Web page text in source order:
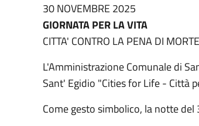
30 NOVEMBRE 2025
GIORNATA PER LA VITA
CITTA' CONTRO LA PENA DI MORTE
L'Amministrazione Comunale di
Sant' Egidio "Cities for Life - Città
Come gesto simbolico, la notte